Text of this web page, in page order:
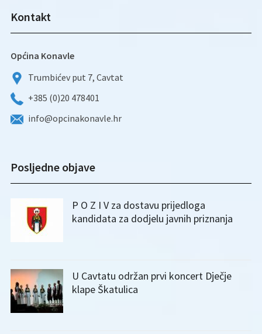
Kontakt
Općina Konavle
Trumbićev put 7, Cavtat
+385 (0)20 478401
info@opcinakonavle.hr
Posljedne objave
P O Z I V za dostavu prijedloga
kandidata za dodjelu javnih priznanja
U Cavtatu održan prvi koncert Dječje
klape Škatulica